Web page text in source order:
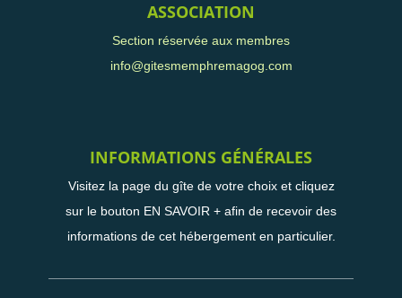
ASSOCIATION
Section réservée aux membres
info@gitesmemphremagog.com
INFORMATIONS GÉNÉRALES
Visitez la page du gîte de votre choix et cliquez
sur le bouton EN SAVOIR + afin de recevoir des
informations de cet hébergement en particulier.